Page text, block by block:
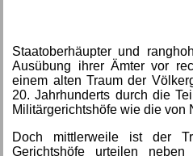
Staatoberhäupter und
Ausübung ihrer Ämter vor
einem alten Traum der
20. Jahrhunderts durch die
Militärgerichtshöfe wie die von
Doch mittlerweile ist der
Gerichtshöfe urteilen